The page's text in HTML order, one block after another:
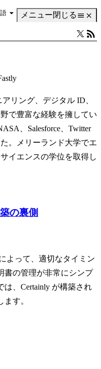
メニュー閉じる
リング、デジタル ID、
で豊富な経験を擁してい
、Salesforce、Twitter
。メリーランド大学でエ
イエンスの学位を取得し
の裏側
よって、適切なタイミン
書の管理が非常にシンプ
は、Certainly が構築され
す。